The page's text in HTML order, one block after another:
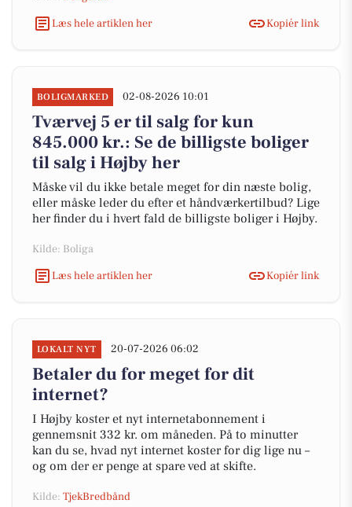
Læs hele artiklen her
Kopiér link
BOLIGMARKED 02-08-2026 10:01
Tværvej 5 er til salg for kun
845.000 kr.: Se de billigste boliger
til salg i Højby her
Måske vil du ikke betale meget for din næste bolig,
eller måske leder du efter et håndværkertilbud? Lige
her finder du i hvert fald de billigste boliger i Højby.
Kilde: Boliga
Læs hele artiklen her
Kopiér link
LOKALT NYT 20-07-2026 06:02
Betaler du for meget for dit
internet?
I Højby koster et nyt internetabonnement i
gennemsnit 332 kr. om måneden. På to minutter
kan du se, hvad nyt internet koster for dig lige nu –
og om der er penge at spare ved at skifte.
Kilde: TjekBredbånd